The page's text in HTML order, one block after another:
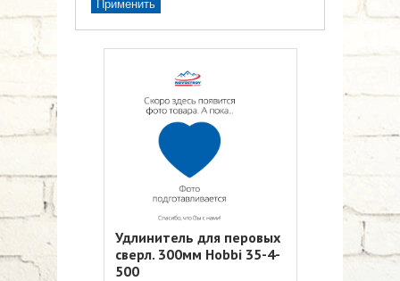
Удлинитель для перовых
сверл. 300мм Hobbi 35-4-
500